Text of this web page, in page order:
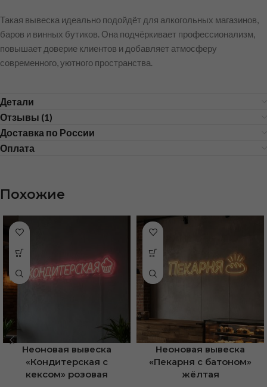
Такая вывеска идеально подойдёт для алкогольных магазинов,
баров и винных бутиков. Она подчёркивает профессионализм,
повышает доверие клиентов и добавляет атмосферу
современного, уютного пространства.
Детали
Отзывы (1)
Доставка по России
Оплата
Похожие
Неоновая вывеска
«Кондитерская с
кексом» розовая
Неоновая вывеска
«Пекарня с батоном»
жёлтая